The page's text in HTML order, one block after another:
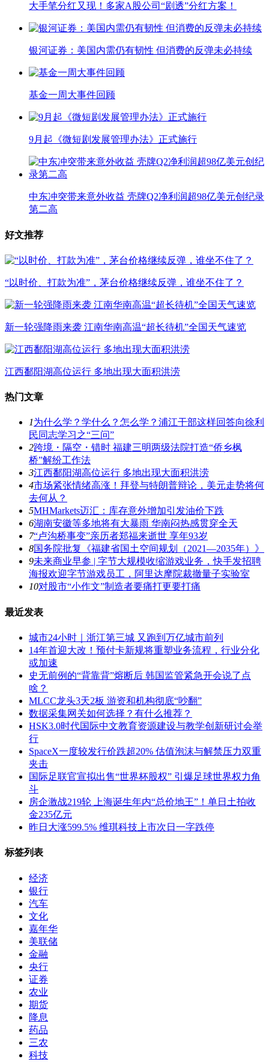
大手笔分红又现！多家A股公司“剧透”分红方案！
银河证券：美国内需仍有韧性 但消费的反弹未必持续
基金一周大事件回顾
9月起《微短剧发展管理办法》正式施行
中东冲突带来意外收益 壳牌Q2净利润超98亿美元创纪录
第二高
好文推荐
“以时价、打款为准”，茅台价格继续反弹，谁坐不住了？
新一轮强降雨来袭 江南华南高温“超长待机”全国天气速览
江西鄱阳湖高位运行 多地出现大面积洪涝
热门文章
1为什么学？学什么？怎么学？浦江干部这样回答向徐利
民同志学习之“三问”
2跨境・隔空・错时 福建三明两级法院打造“侨乡枫
桥”解纷工作法
3江西鄱阳湖高位运行 多地出现大面积洪涝
4市场紧张情绪高涨！拜登与特朗普辩论，美元走势将何
去何从？
5MHMarkets迈汇：库存意外增加引发油价下跌
6湖南安徽等多地将有大暴雨 华南闷热感贯穿全天
7“卢沟桥事变”亲历者郑福来逝世 享年93岁
8国务院批复《福建省国土空间规划（2021―2035年）》
9未来商业早参 | 字节大规模收缩游戏业务，快手发招聘
海报欢迎字节游戏员工，阿里达摩院裁撤量子实验室
10对股市“小作文”制造者要痛打更要打痛
最近发表
城市24小时｜浙江第三城 又跑到万亿城市前列
14年首迎大改！预付卡新规将重塑业务流程，行业分化
或加速
史无前例的“背靠背”熔断后 韩国监管紧急开会说了点
啥？
MLCC龙头3天2板 游资和机构彻底“吵翻”
数据采集网关如何选择？有什么推荐？
HSK3.0时代国际中文教育资源建设与教学创新研讨会举
行
SpaceX一度较发行价跌超20% 估值泡沫与解禁压力双重
夹击
国际足联官宣拟出售“世界杯股权” 引爆足球世界权力角
斗
房企激战219轮 上海诞生年内“总价地王”！单日土拍收
金235亿元
昨日大涨599.5% 维琪科技上市次日一字跌停
标签列表
经济
银行
汽车
文化
嘉年华
美联储
金融
央行
证券
农业
期货
降息
药品
三农
科技